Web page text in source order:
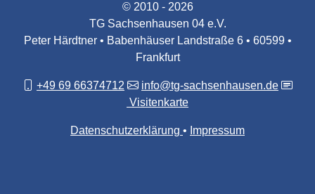
© 2010 - 2026
TG Sachsenhausen 04 e.V.
Peter Härdtner • Babenhäuser Landstraße 6 • 60599 •
Frankfurt
+49 69 66374712
info@tg-sachsenhausen.de
Visitenkarte
Datenschutzerklärung Impressum